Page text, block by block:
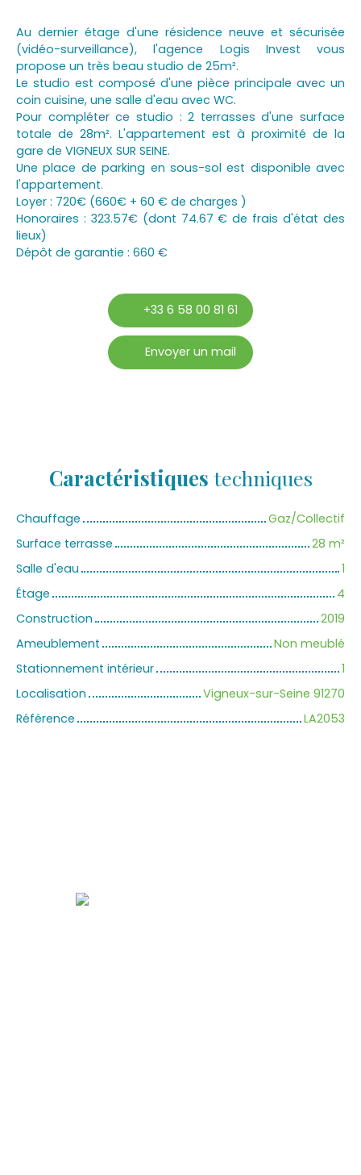
Au dernier étage d'une résidence neuve et sécurisée
(vidéo-surveillance), l'agence Logis Invest vous
propose un très beau studio de 25m².
Le studio est composé d'une pièce principale avec un
coin cuisine, une salle d'eau avec WC.
Pour compléter ce studio : 2 terrasses d'une surface
totale de 28m². L'appartement est à proximité de la
gare de VIGNEUX SUR SEINE.
Une place de parking en sous-sol est disponible avec
l'appartement.
Loyer : 720€ (660€ + 60 € de charges )
Honoraires : 323.57€ (dont 74.67 € de frais d'état des
lieux)
Dépôt de garantie : 660 €
+33 6 58 00 81 61
Envoyer un mail
Caractéristiques techniques
Chauffage
Gaz/Collectif
Surface terrasse
28 m²
Salle d'eau
1
Étage
4
Construction
2019
Ameublement
Non meublé
Stationnement intérieur
1
Localisation
Vigneux-sur-Seine 91270
Référence
LA2053